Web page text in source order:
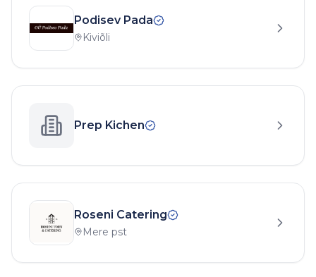
Podisev Pada
Kiviõli
Prep Kichen
Roseni Catering
Mere pst